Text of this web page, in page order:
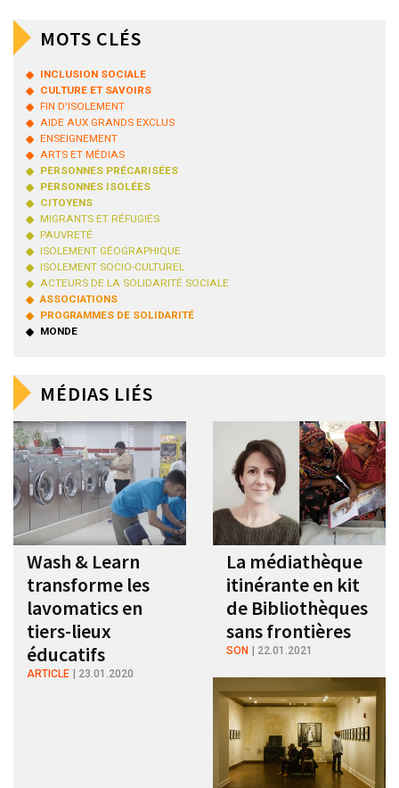
MOTS CLÉS
INCLUSION SOCIALE
CULTURE ET SAVOIRS
FIN D'ISOLEMENT
AIDE AUX GRANDS EXCLUS
ENSEIGNEMENT
ARTS ET MÉDIAS
PERSONNES PRÉCARISÉES
PERSONNES ISOLÉES
CITOYENS
MIGRANTS ET RÉFUGIÉS
PAUVRETÉ
ISOLEMENT GÉOGRAPHIQUE
ISOLEMENT SOCIO-CULTUREL
ACTEURS DE LA SOLIDARITÉ SOCIALE
ASSOCIATIONS
PROGRAMMES DE SOLIDARITÉ
MONDE
MÉDIAS LIÉS
Wash & Learn
transforme les
lavomatics en
tiers-lieux
éducatifs
ARTICLE 23.01.2020
La médiathèque
itinérante en kit
de Bibliothèques
sans frontières
SON 22.01.2021